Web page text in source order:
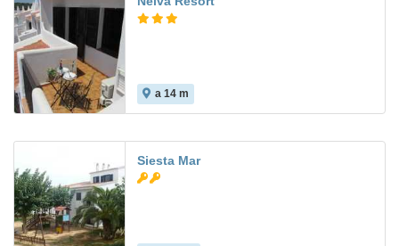
a 14 m
Siesta Mar